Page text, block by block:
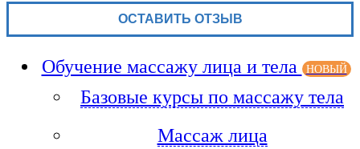
Обучение массажу лица и тела НОВЫЙ
Базовые курсы по массажу тела
Массаж лица